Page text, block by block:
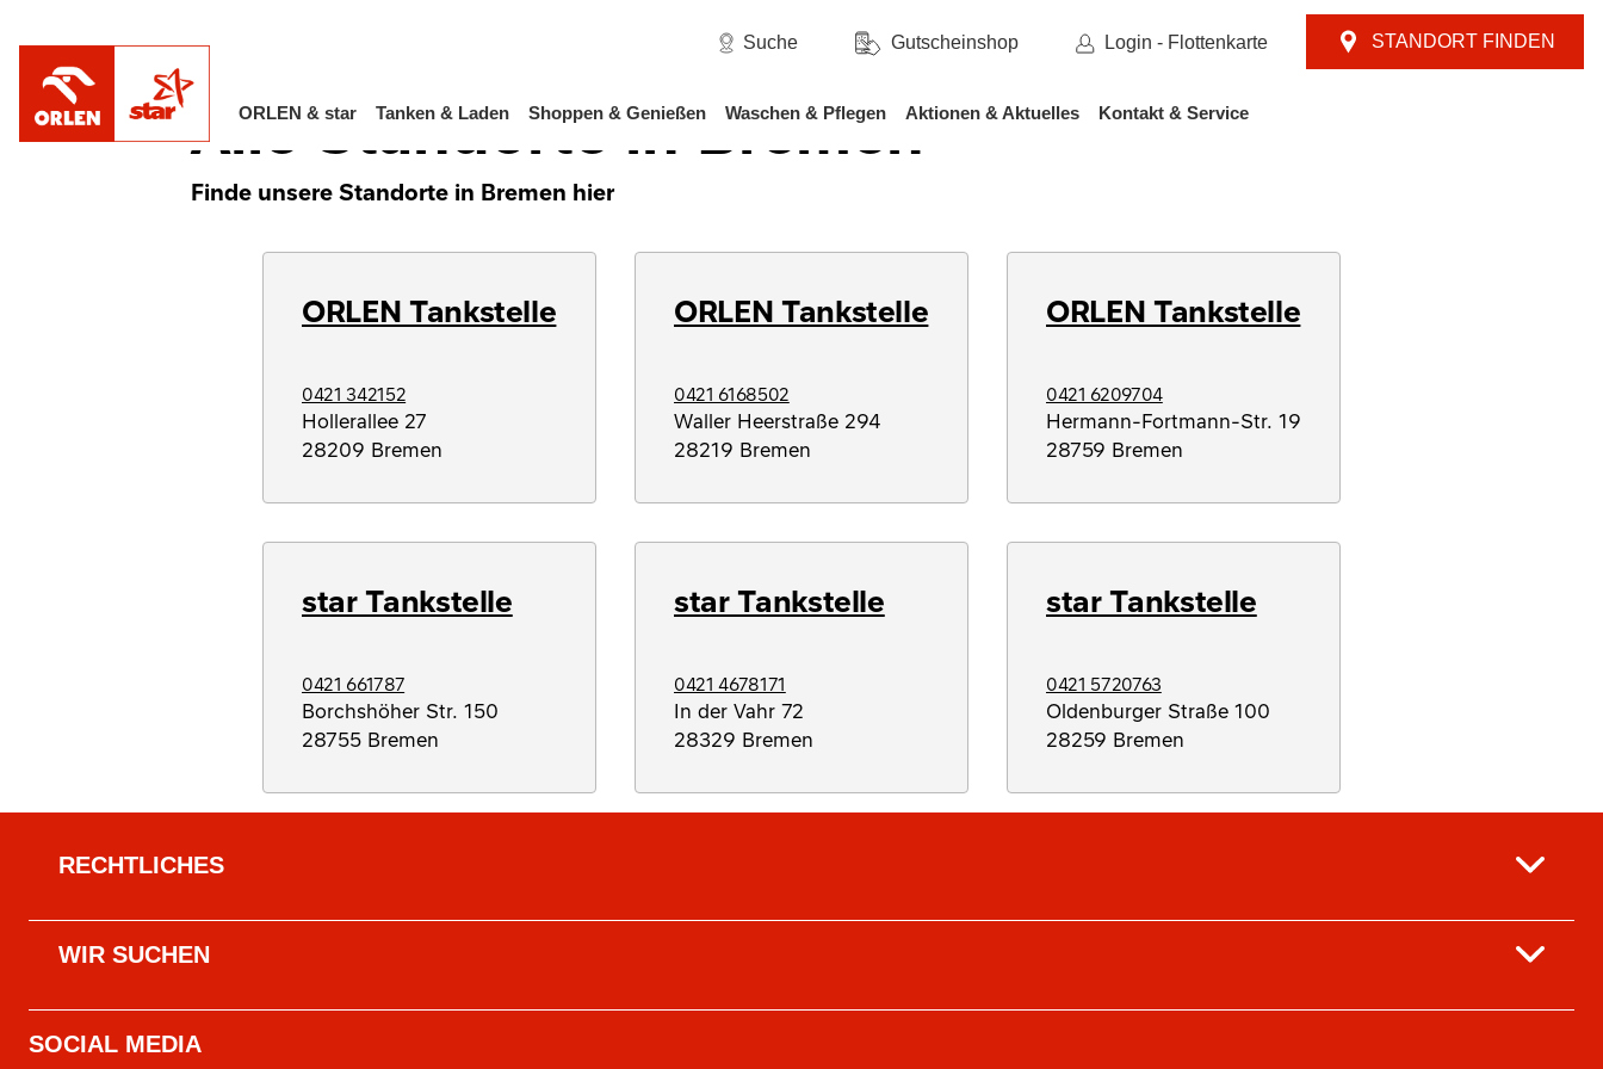
ORLEN & star Tanken & Laden Shoppen & Genießen Waschen & Pflegen Aktionen & Aktuelles Kontakt & Service
Suche Gutscheinshop Login - Flottenkarte STANDORT FINDEN
Alle Standorte in Bremen
Finde unsere Standorte in Bremen hier
ORLEN Tankstelle
0421 342152
Hollerallee 27
28209 Bremen
ORLEN Tankstelle
0421 6168502
Waller Heerstraße 294
28219 Bremen
ORLEN Tankstelle
0421 6209704
Hermann-Fortmann-Str. 19
28759 Bremen
star Tankstelle
0421 661787
Borchshöher Str. 150
28755 Bremen
star Tankstelle
0421 4678171
In der Vahr 72
28329 Bremen
star Tankstelle
0421 5720763
Oldenburger Straße 100
28259 Bremen
RECHTLICHES
WIR SUCHEN
SOCIAL MEDIA